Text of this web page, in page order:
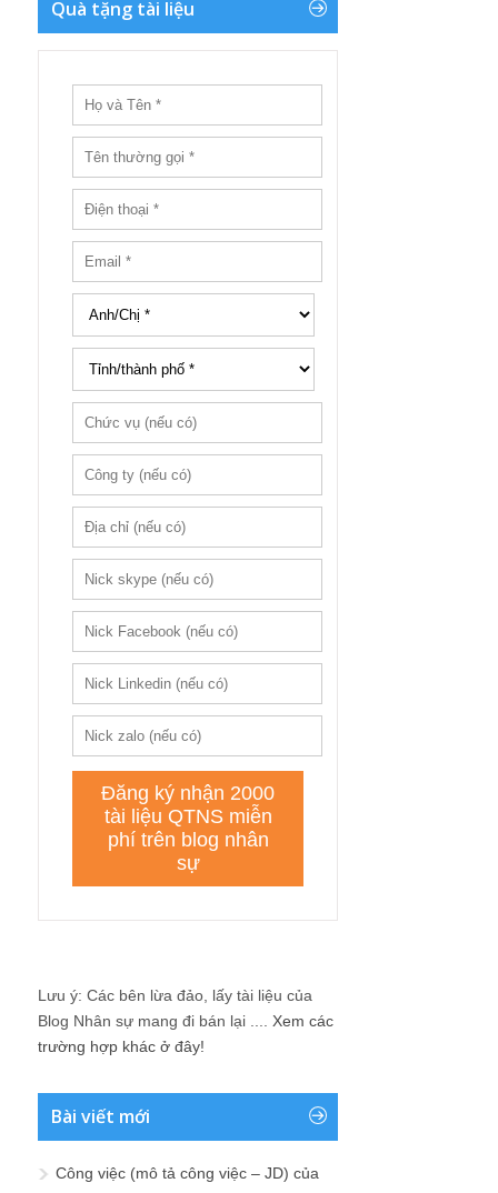
Quà tặng tài liệu
Lưu ý: Các bên lừa đảo, lấy tài liệu của
Blog Nhân sự mang đi bán lại .... Xem các
trường hợp khác ở đây!
Bài viết mới
Công việc (mô tả công việc – JD) của